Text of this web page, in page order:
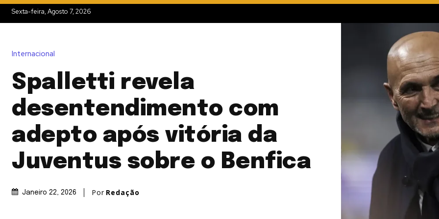
Sexta-feira, Agosto 7, 2026
Internacional
Spalletti revela
desentendimento com
adepto após vitória da
Juventus sobre o Benfica
Janeiro 22, 2026 Por Redação